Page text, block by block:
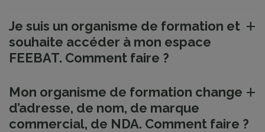
Je suis un organisme de formation et
souhaite accéder à mon espace
FEEBAT. Comment faire ?
Mon organisme de formation change
d’adresse, de nom, de marque
commercial, de NDA. Comment faire ?